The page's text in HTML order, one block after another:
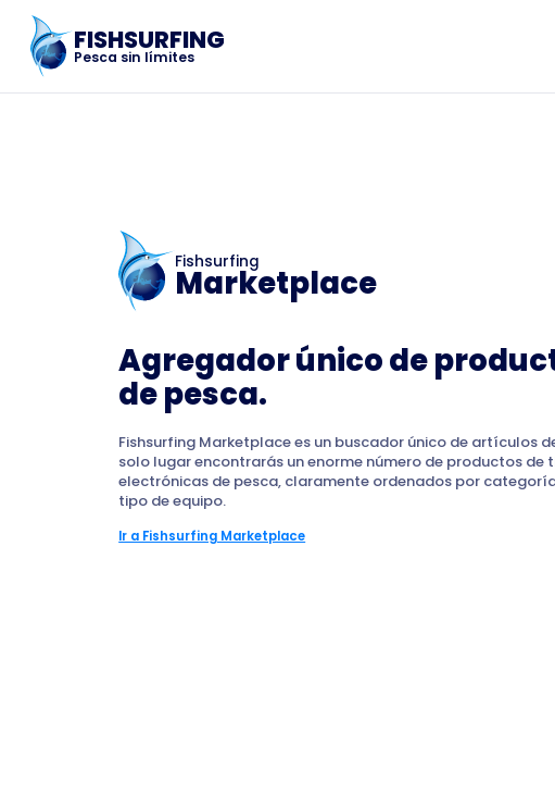
FISHSURFING
Pesca sin límites
Fishsurfing
Marketplace
Agregador único de
de pesca.
Fishsurfing Marketplace es un buscador único de artículos
solo lugar encontrarás un enorme número de productos de
electrónicas de pesca, claramente ordenados por
tipo de equipo.
Ir a Fishsurfing Marketplace